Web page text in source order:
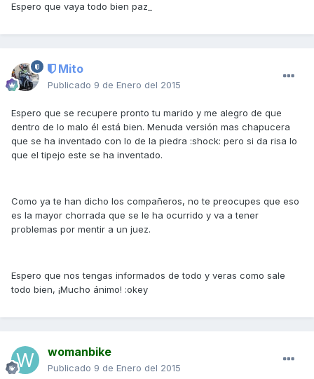
Espero que vaya todo bien paz_
Mito
Publicado 9 de Enero del 2015
Espero que se recupere pronto tu marido y me alegro de que
dentro de lo malo él está bien. Menuda versión mas chapucera
que se ha inventado con lo de la piedra :shock: pero si da risa lo
que el tipejo este se ha inventado.
Como ya te han dicho los compañeros, no te preocupes que eso
es la mayor chorrada que se le ha ocurrido y va a tener
problemas por mentir a un juez.
Espero que nos tengas informados de todo y veras como sale
todo bien, ¡Mucho ánimo! :okey
womanbike
Publicado 9 de Enero del 2015